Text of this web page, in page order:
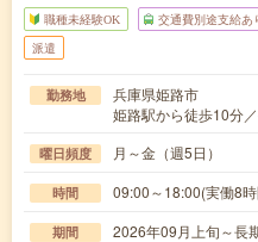
職種未経験OK 交通費別途支給あ
派遣
勤務地
兵庫県姫路市
姫路駅から徒歩10分
曜日頻度 月～金（週5日）
時間 09:00～18:00(実働8
期間 2026年09月上旬～長